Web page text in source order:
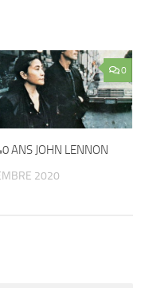
0
ANS JOHN LENNON
2020